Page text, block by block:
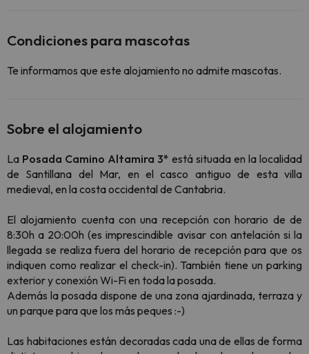
Condiciones para mascotas
Te informamos que este alojamiento no admite mascotas.
Sobre el alojamiento
La Posada Camino Altamira 3* está situada en la localidad
de Santillana del Mar, en el casco antiguo de esta villa
medieval, en la costa occidental de Cantabria.
El alojamiento cuenta con una recepción con horario de de
8:30h a 20:00h (es imprescindible avisar con antelación si la
llegada se realiza fuera del horario de recepción para que os
indiquen como realizar el check-in). También tiene un parking
exterior y conexión Wi-Fi en toda la posada.
Además la posada dispone de una zona ajardinada, terraza y
un parque para que los más peques :-)
Las habitaciones están decoradas cada una de ellas de forma